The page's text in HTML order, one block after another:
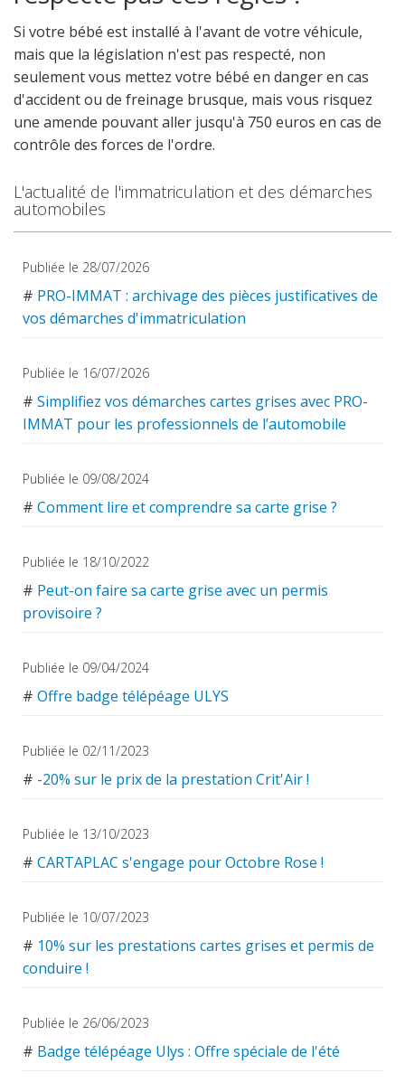
Si votre bébé est installé à l'avant de votre véhicule,
mais que la législation n'est pas respecté, non
seulement vous mettez votre bébé en danger en cas
d'accident ou de freinage brusque, mais vous risquez
une amende pouvant aller jusqu'à 750 euros en cas de
contrôle des forces de l'ordre.
L'actualité de l'immatriculation et des démarches
automobiles
Publiée le 28/07/2026
# PRO-IMMAT : archivage des pièces justificatives de
vos démarches d'immatriculation
Publiée le 16/07/2026
# Simplifiez vos démarches cartes grises avec PRO-
IMMAT pour les professionnels de l’automobile
Publiée le 09/08/2024
# Comment lire et comprendre sa carte grise ?
Publiée le 18/10/2022
# Peut-on faire sa carte grise avec un permis
provisoire ?
Publiée le 09/04/2024
# Offre badge télépéage ULYS
Publiée le 02/11/2023
# -20% sur le prix de la prestation Crit'Air !
Publiée le 13/10/2023
# CARTAPLAC s'engage pour Octobre Rose !
Publiée le 10/07/2023
# 10% sur les prestations cartes grises et permis de
conduire !
Publiée le 26/06/2023
# Badge télépéage Ulys : Offre spéciale de l'été